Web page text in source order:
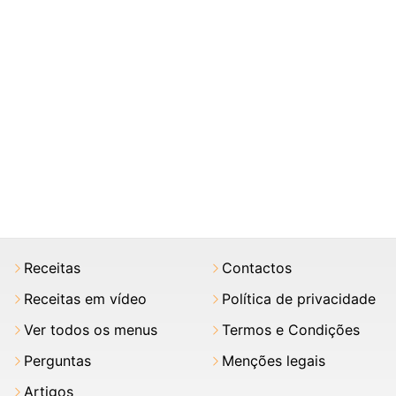
Receitas
Receitas em vídeo
Ver todos os menus
Perguntas
Artigos
Contactos
Política de privacidade
Termos e Condições
Menções legais